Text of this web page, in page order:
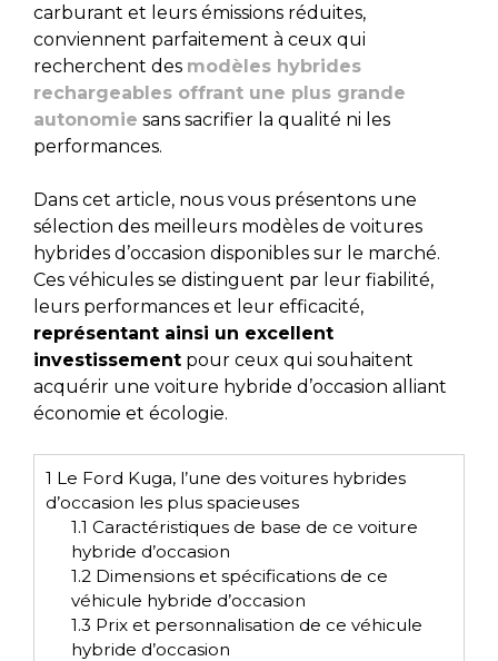
carburant et leurs émissions réduites,
conviennent parfaitement à ceux qui
recherchent des modèles hybrides
rechargeables offrant une plus grande
autonomie sans sacrifier la qualité ni les
performances.
Dans cet article, nous vous présentons une
sélection des meilleurs modèles de voitures
hybrides d’occasion disponibles sur le marché.
Ces véhicules se distinguent par leur fiabilité,
leurs performances et leur efficacité,
représentant ainsi un excellent
investissement pour ceux qui souhaitent
acquérir une voiture hybride d’occasion alliant
économie et écologie.
1 Le Ford Kuga, l’une des voitures hybrides
d’occasion les plus spacieuses
1.1 Caractéristiques de base de ce voiture
hybride d’occasion
1.2Dimensions et spécifications de ce
véhicule hybride d’occasion
1.3 Prix et personnalisation de ce véhicule
hybride d’occasion